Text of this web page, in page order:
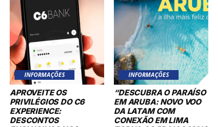
INFORMAÇÕES
APROVEITE OS
PRIVILÉGIOS DO C6
EXPERIENCE:
DESCONTOS
INFORMAÇÕES
“DESCUBRA O PARAÍSO
EM ARUBA: NOVO VOO
DA LATAM COM
CONEXÃO EM LIMA